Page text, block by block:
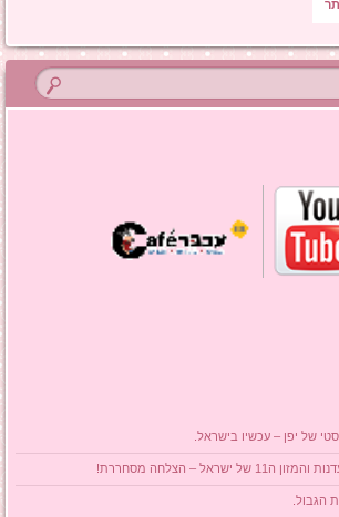
של יפן – עכשיו בישראל.
הגבול.